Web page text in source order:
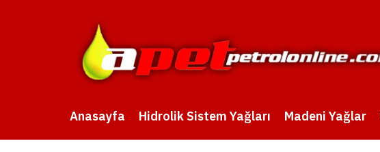
Anasayfa Hidrolik Sistem Yağları Madeni Yağlar